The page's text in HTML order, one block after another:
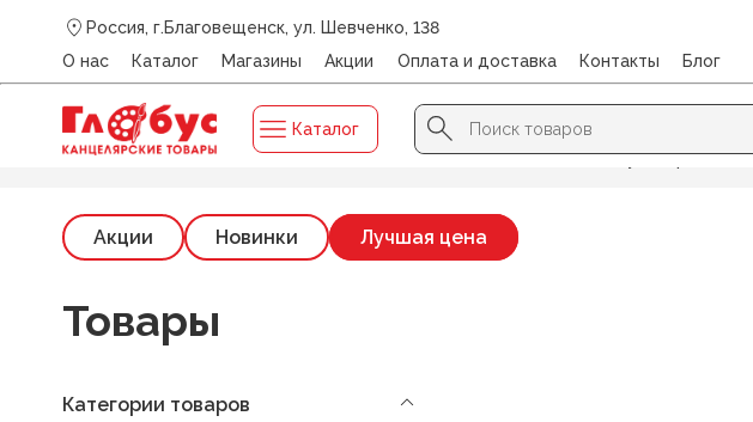
Россия, г.Благовещенск, ул. Шевченко, 138
О нас
Каталог Магазины Акции Оплата и доставка Контакты Блог
Каталог
Search
for:
Search Button
Главная /Каталог/ ДНЕВНИКИ, КЛАССНЫЕ ЖУРНАЛЫ/Дневники
Акции Новинки Лучшая цена
Товары
Категории товаров